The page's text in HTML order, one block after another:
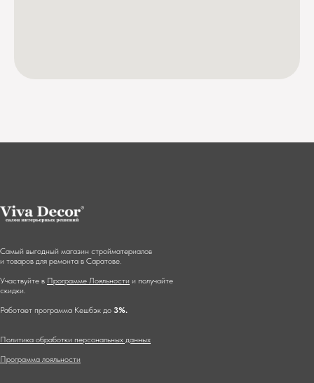
Самый выгодный магазин стройматериалов
и товаров для ремонта в Саратове.
Участвуйте в Программе Лояльности и получайте
скидки.
Работает программа Кешбэк до 3%.
Политика обработки персональных данных
Программа лояльности